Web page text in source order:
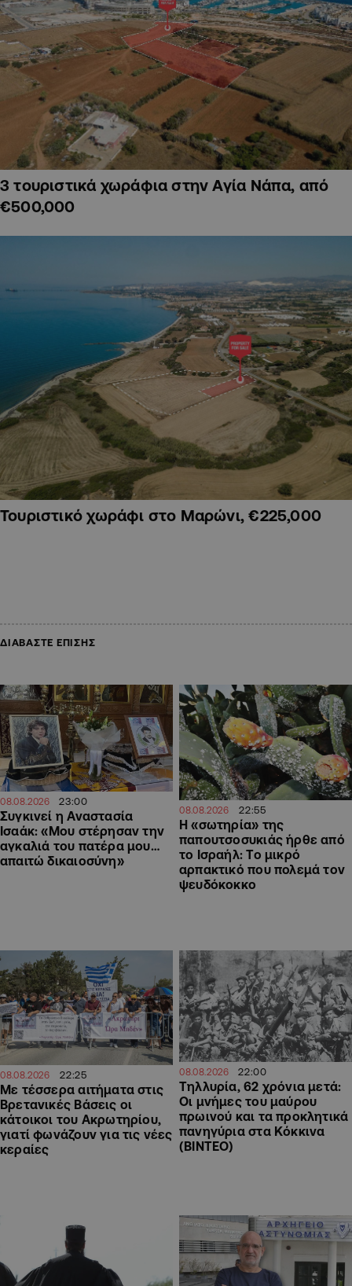
3 τουριστικά χωράφια στην Αγία Νάπα, από
€500,000
Τουριστικό χωράφι στο Μαρώνι, €225,000
ΔΙΑΒΑΣΤΕ ΕΠΙΣΗΣ
08.08.2026 23:00
Συγκινεί η Αναστασία
Ισαάκ: «Μου στέρησαν την
αγκαλιά του πατέρα μου…
απαιτώ δικαιοσύνη»
08.08.2026 22:55
Η «σωτηρία» της
παπουτσοσυκιάς ήρθε από
το Ισραήλ: Το μικρό
αρπακτικό που πολεμά τον
ψευδόκοκκο
08.08.2026 22:25
Με τέσσερα αιτήματα στις
Βρετανικές Βάσεις οι
κάτοικοι του Ακρωτηρίου,
γιατί φωνάζουν για τις νέες
κεραίες
08.08.2026 22:00
Τηλλυρία, 62 χρόνια μετά:
Οι μνήμες του μαύρου
πρωινού και τα προκλητικά
πανηγύρια στα Κόκκινα
(ΒΙΝΤΕΟ)